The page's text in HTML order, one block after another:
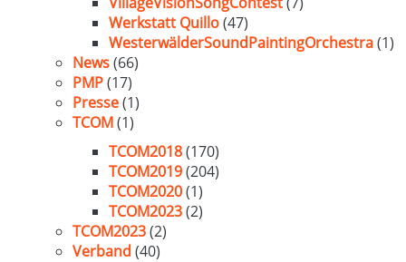
Werkstatt Quillo(47)
WesterwälderSoundPaintingOrchestra(1)
News(66)
PMP(17)
Presse(1)
TCOM(1)
TCOM2018(170)
TCOM2019(204)
TCOM2020(1)
TCOM2023(2)
TCOM2023(2)
Verband (40)